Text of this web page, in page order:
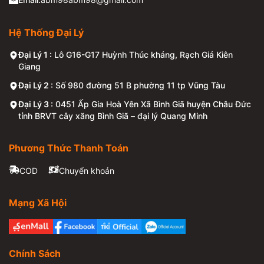
Để tránh mua phải hàng nhái, kém chất lượng, người
lượng mặt trời:
Kiểm tra tem nhãn:Đèn năng lượng mặt trời chính
tin về thương hiệu, nhà sản xuất, nguồn gốc xuất xứ.
Kiểm tra chất lượng sản phẩm:Đèn năng lượng mặt
trời chính hãng sẽ được làm từ chất liệu cao cấp, có
độ bền cao.
Hệ Thống Đại Lý
Đại Lý 1 : Lô G16-G17 Huỳnh Thúc kháng, Rạch Giá Kiên
Giang
Đại Lý 2 : Số 980 đường 51 B phường 11 tp Vũng Tàu
Đại Lý 3 : 0451 Ấp Gia Hoà Yên Xã Bình Giã huyện Châu Đức
tỉnh BRVT cây xăng Bình Giã – đại lý Quang Minh
Phương Thức Thanh Toán
COD Chuyển khoản
Mạng Xã Hội
Chính Sách